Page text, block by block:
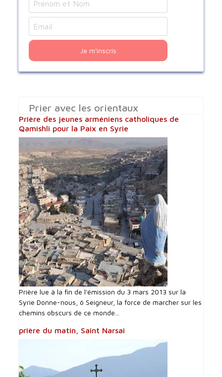
Je m'inscris
Prier avec les orientaux
Prière des jeunes arméniens catholiques de
Qamishli pour la Paix en Syrie
Prière lue à la fin de l'émission du 3 mars 2013 sur la
Syrie Donne-nous, ô Seigneur, la force de marcher sur les
chemins obscurs de ce monde...
prière du matin, Saint Narsai